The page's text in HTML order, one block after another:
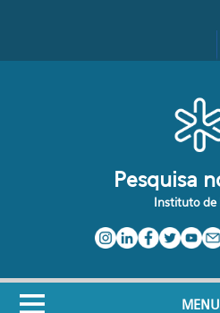
Formulário
Pesquisa
Instituto de
MENU